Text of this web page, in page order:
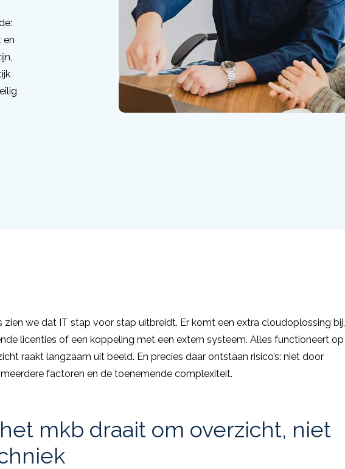
en
zien we dat IT stap voor stap uitbreidt. Er komt een extra cloudoplossing bij,
licenties of een koppeling met een extern systeem. Alles functioneert op
raakt langzaam uit beeld. En precies daar ontstaan risico’s: niet door
factoren en de toenemende complexiteit.
mkb draait om overzicht, niet